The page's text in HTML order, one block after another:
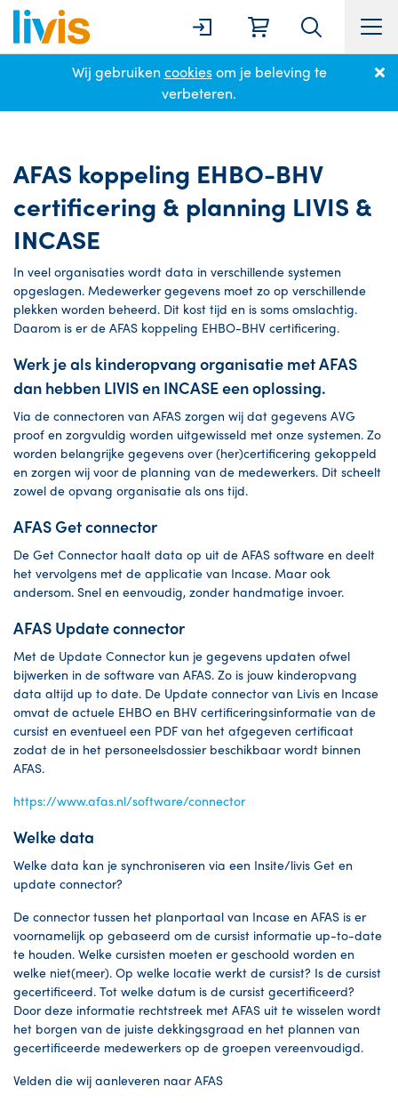
Wij gebruiken cookiesom je beleving te
verbeteren.
Kinderopvang AFAS koppeling met Livis en Incase
AFAS koppeling EHBO-BHV
certificering & planning LIVIS &
INCASE
In veel organisaties wordt data in verschillende systemen
opgeslagen. Medewerker gegevens moet zo op verschillende
plekken worden beheerd. Dit kost tijd en is soms omslachtig.
Daarom is er de AFAS koppeling EHBO-BHV certificering.
Werk je als kinderopvang organisatie met AFAS
dan hebben LIVIS en INCASE een oplossing.
Via de connectoren van AFAS zorgen wij dat gegevens AVG
proof en zorgvuldig worden uitgewisseld met onze systemen. Zo
worden belangrijke gegevens over (her)certificering gekoppeld
en zorgen wij voor de planning van de medewerkers. Dit scheelt
zowel de opvang organisatie als ons tijd.
AFAS Get connector
De Get Connector haalt data op uit de AFAS software en deelt
het vervolgens met de applicatie van Incase. Maar ook
andersom. Snel en eenvoudig, zonder handmatige invoer.
AFAS Update connector
Met de Update Connector kun je gegevens updaten ofwel
bijwerken in de software van AFAS. Zo is jouw kinderopvang
data altijd up to date. De Update connector van Livis en Incase
omvat de actuele EHBO en BHV certificeringsinformatie van de
cursist en eventueel een PDF van het afgegeven certificaat
zodat de in het personeelsdossier beschikbaar wordt binnen
AFAS.
https://www.afas.nl/software/connector
Welke data
Welke data kan je synchroniseren via een Insite/livis Get en
update connector?
De connector tussen het planportaal van Incase en AFAS is er
voornamelijk op gebaseerd om de cursist informatie up-to-date
te houden. Welke cursisten moeten er geschoold worden en
welke niet(meer). Op welke locatie werkt de cursist? Is de cursist
gecertificeerd. Tot welke datum is de cursist gecertificeerd?
Door deze informatie rechtstreek met AFAS uit te wisselen wordt
het borgen van de juiste dekkingsgraad en het plannen van
gecertificeerde medewerkers op de groepen vereenvoudigd.
Velden die wij aanleveren naar AFAS